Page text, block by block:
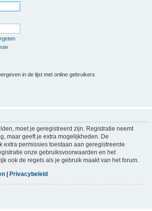
in de lijst met online gebruikers
moet je geregistreerd zijn. Registratie neemt
maar geeft je extra mogelijkheden. De
extra permissies toestaan aan geregistreerde
onze gebruiksvoorwaarden en het
ook de regels als je gebruik maakt van het forum.
Privacybeleid